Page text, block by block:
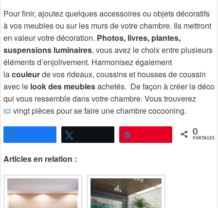
Pour finir, ajoutez quelques accessoires ou objets décoratifs
à vos meubles ou sur les murs de votre chambre. Ils mettront
en valeur votre décoration. Photos, livres, plantes,
suspensions luminaires, vous avez le choix entre plusieurs
éléments d’enjolivement. Harmonisez également
lacouleurde vos rideaux, coussins et housses de coussin
avec le look des meublesachetés. De façon à créer la déco
qui vous ressemble dans votre chambre. Vous trouverez
ici vingt pièces pour se faire une chambre cocooning.
0
PARTAGES
Articles en relation :